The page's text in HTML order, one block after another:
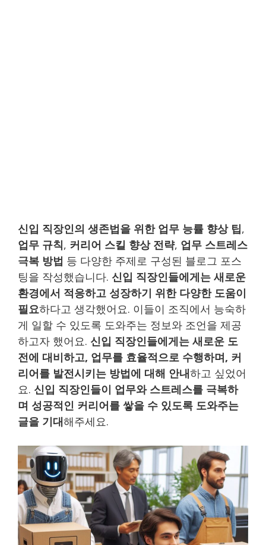
신입 직장인의 생존법을 위한 업무 능률 향상 팁,
업무 규칙, 커리어 스킬 향상 전략, 업무 스트레스
극복 방법 등 다양한 주제로 구성된 블로그 포스
팅을 작성했습니다. 신입 직장인들에게는 새로운
환경에서 적응하고 성장하기 위한 다양한 도움이
필요하다고 생각했어요. 이들이 조직에서 능숙하
게 일할 수 있도록 도와주는 정보와 조언을 제공
하고자 했어요. 신입 직장인들에게는 새로운 도
전에 대비하고, 업무를 효율적으로 수행하며, 커
리어를 발전시키는 방법에 대해 안내하고 싶었어
요. 신입 직장인들이 업무와 스트레스를 극복하
며 성공적인 커리어를 쌓을 수 있도록 도와주는
글을 기대해주세요.